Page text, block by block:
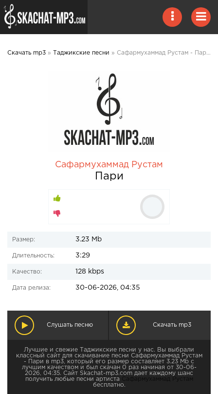
Скачать mp3 » Таджикские песни » Сафармухаммад Рустам - Пари mp3 скачать
Сафармухаммад Рустам
Пари
Размер: 3.23 Mb
Длительность: 3:29
Качество: 128 kbps
Дата релиза: 30-06-2026, 04:35
Слушать песню Скачать mp3
Лучшие и свежие Таджикские песни у нас. Вы выбрали
классный сайт для скачивание песни Сафармухаммад Рустам
- Пари в mp3, который его размер составляет 3.23 Mb с
лучшим качеством и был скачан 0 раз начиная от 30-06-
2026, 04:35. Сайт Skachat-mp3.com дает каждому шанс
получить любые песни артиста
Сафармухаммад Рустам
бесплатно.